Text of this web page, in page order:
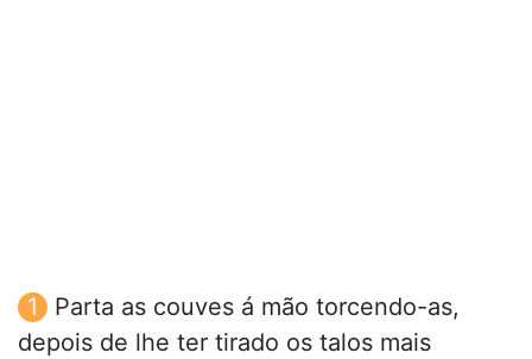
Parta as couves á mão torcendo-as,
depois de lhe ter tirado os talos mais